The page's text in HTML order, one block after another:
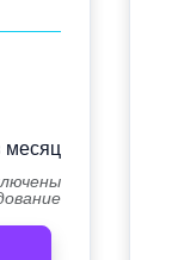
месяц